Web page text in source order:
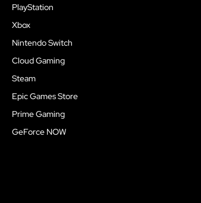
PlayStation
Xbox
Nintendo Switch
Cloud Gaming
Steam
Epic Games Store
Prime Gaming
GeForce NOW